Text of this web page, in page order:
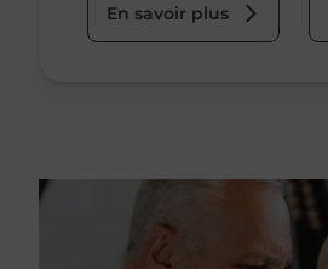
En savoir plus